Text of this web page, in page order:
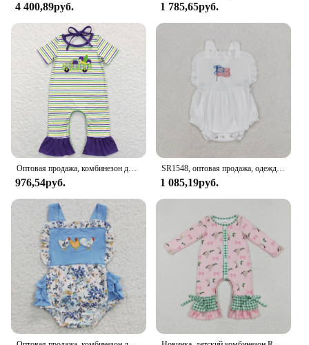
4 400,89руб. 1 785,65руб.
Оптовая продажа, комбинезон для новорожденных, детский комбинезон без рукавов, клетчатая цельная одежда для малышей
976,54руб.
SR1548, оптовая продажа, одежда для маленьких девочек, женская, женская, белая, оптовая продажа, летний бутик, детские комбинезоны
1 085,19руб.